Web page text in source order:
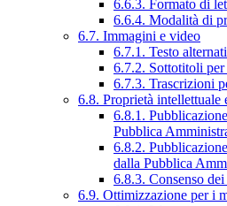
6.6.3. Formato di
6.6.4. Modalità di
6.7. Immagini e video
6.7.1. Testo
6.7.2. Sottotitoli
6.7.3. Trascrizioni
6.8. Proprietà intellettuale
6.8.1.
Pubblica
6.8.2.
dalla Pubblica
6.8.3. Consenso
6.9. Ottimizzazione per i